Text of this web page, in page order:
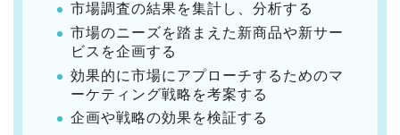
市場調査の結果を集計し、分析する
市場のニーズを踏まえた新商品や新サー
ビスを企画する
効果的に市場にアプローチするためのマ
ーケティング戦略を考案する
企画や戦略の効果を検証する